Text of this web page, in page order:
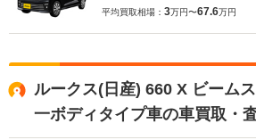
平均買取相場： 3万円〜67.6万円
ルークス(日産) 660 X ビーム
一ボディタイプ車の車買取・